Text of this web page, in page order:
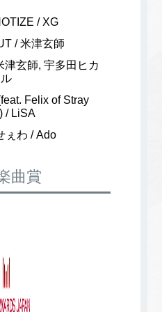
/ XG
/ 米津玄師
津玄師, 宇多田ヒカ
ル
Felix of Stray
/ LiSA
ぇわ / Ado
曲賞